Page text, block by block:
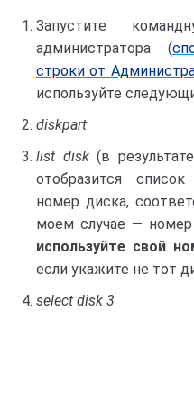
Запустите
администратора (
строки от
используйте
diskpart
list disk(в
отобразится
номер диска,
моем случае —
используйте свой
если укажите не тот
select disk 3